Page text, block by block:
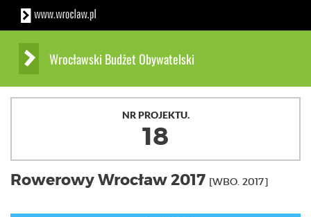
Wrocławski Budżet Obywatelski
NR PROJEKTU.
18
Rowerowy Wrocław 2017 [WBO. 2017]